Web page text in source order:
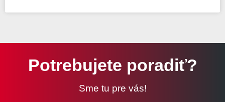
Potrebujete poradiť?
Sme tu pre vás!